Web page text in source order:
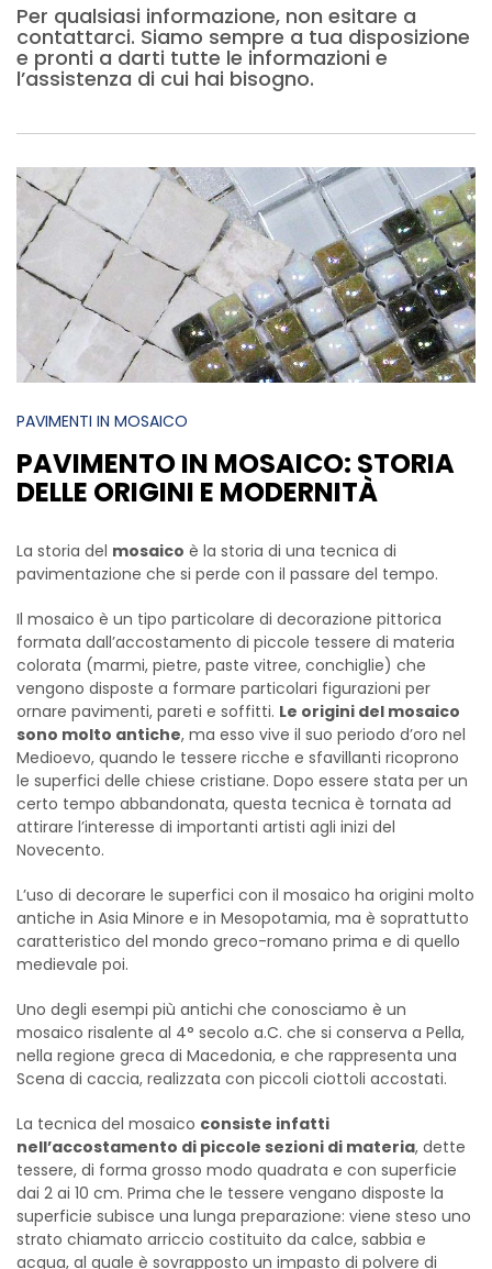
Per qualsiasi informazione, non esitare a
contattarci. Siamo sempre a tua disposizione
e pronti a darti tutte le informazioni e
l’assistenza di cui hai bisogno.
PAVIMENTI IN MOSAICO
PAVIMENTO IN MOSAICO: STORIA
DELLE ORIGINI E MODERNITÀ
La storia del mosaico è la storia di una tecnica di
pavimentazione che si perde con il passare del tempo.
Il mosaico è un tipo particolare di decorazione pittorica
formata dall’accostamento di piccole tessere di materia
colorata (marmi, pietre, paste vitree, conchiglie) che
vengono disposte a formare particolari figurazioni per
ornare pavimenti, pareti e soffitti. Le origini del mosaico
sono molto antiche, ma esso vive il suo periodo d’oro nel
Medioevo, quando le tessere ricche e sfavillanti ricoprono
le superfici delle chiese cristiane. Dopo essere stata per un
certo tempo abbandonata, questa tecnica è tornata ad
attirare l’interesse di importanti artisti agli inizi del
Novecento.
L’uso di decorare le superfici con il mosaico ha origini molto
antiche in Asia Minore e in Mesopotamia, ma è soprattutto
caratteristico del mondo greco-romano prima e di quello
medievale poi.
Uno degli esempi più antichi che conosciamo è un
mosaico risalente al 4° secolo a.C. che si conserva a Pella,
nella regione greca di Macedonia, e che rappresenta una
Scena di caccia, realizzata con piccoli ciottoli accostati.
La tecnica del mosaico consiste infatti
nell’accostamento di piccole sezioni di materia, dette
tessere, di forma grosso modo quadrata e con superficie
dai 2 ai 10 cm. Prima che le tessere vengano disposte la
superficie subisce una lunga preparazione: viene steso uno
strato chiamato arriccio costituito da calce, sabbia e
acqua, al quale è sovrapposto un impasto di polvere di